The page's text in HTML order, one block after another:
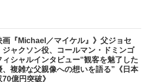
画『Michael／マイケル』》父ジョセ
ジャクソン役、コールマン・ドミンゴ
ィシャルインタビュー“観客を魅了した
、複雑な父親像への想いを語る”《日本
億円突破》